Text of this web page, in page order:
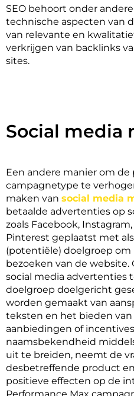
SEO behoort onder
technische aspecten van
van relevante en
verkrijgen van backlinks
sites.
Social media
Een andere manier om de
campagnetype te
maken van social media
betaalde advertenties op
zoals Facebook,
Pinterest geplaatst met
(potentiële) doelgroep
bezoeken van de website.
social media advertenties
doelgroep doelgericht
worden gemaakt van
teksten en het bieden van
aanbiedingen of
naamsbekendheid
uit te breiden, neemt de
desbetreffende product
positieve effecten op de